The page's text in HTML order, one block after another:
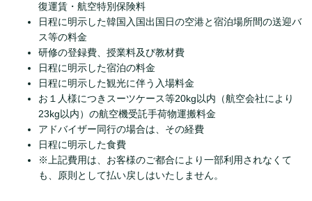
復運賃・航空特別保険料
日程に明示した韓国入国出国日の空港と宿泊場所間の送迎バ
ス等の料金
研修の登録費、授業料及び教材費
日程に明示した宿泊の料金
日程に明示した観光に伴う入場料金
お１人様につきスーツケース等20kg以内（航空会社により
23kg以内）の航空機受託手荷物運搬料金
アドバイザー同行の場合は、その経費
日程に明示した食費
※上記費用は、お客様のご都合により一部利用されなくて
も、原則として払い戻しはいたしません。